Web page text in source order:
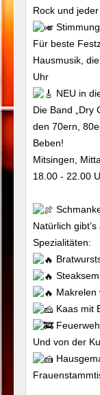
Rock und
Für beste
Hausmusik,
Uhr
NEU in
Die Band „Dry
den 70ern,
Beben!
Mitsingen,
18.00 - 22.00
Natürlich
Spezialitäten:
Makrelen
Kaas mit
Und von der